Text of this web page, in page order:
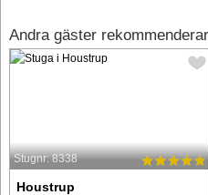
Andra gäster
Stugnr: 8338
Houstrup